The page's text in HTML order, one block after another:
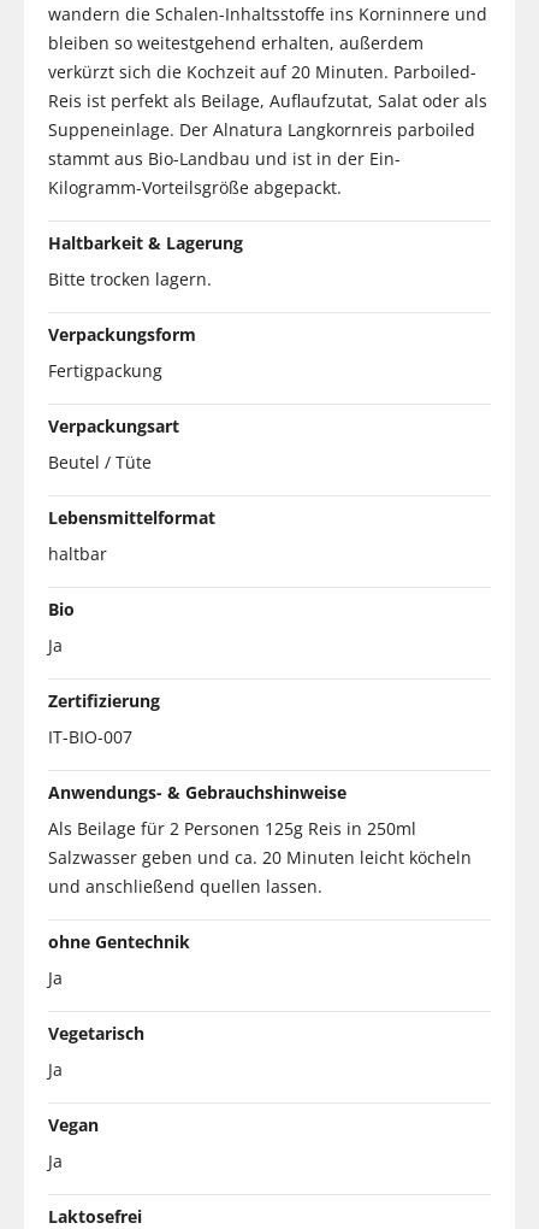
wandern die Schalen-Inhaltsstoffe ins Korninnere und
bleiben so weitestgehend erhalten, außerdem
verkürzt sich die Kochzeit auf 20 Minuten. Parboiled-
Reis ist perfekt als Beilage, Auflaufzutat, Salat oder als
Suppeneinlage. Der Alnatura Langkornreis parboiled
stammt aus Bio-Landbau und ist in der Ein-
Kilogramm-Vorteilsgröße abgepackt.
Haltbarkeit & Lagerung
Bitte trocken lagern.
Verpackungsform
Fertigpackung
Verpackungsart
Beutel / Tüte
Lebensmittelformat
haltbar
Bio
Ja
Zertifizierung
IT-BIO-007
Anwendungs- & Gebrauchshinweise
Als Beilage für 2 Personen 125g Reis in 250ml
Salzwasser geben und ca. 20 Minuten leicht köcheln
und anschließend quellen lassen.
ohne Gentechnik
Ja
Vegetarisch
Ja
Vegan
Ja
Laktosefrei